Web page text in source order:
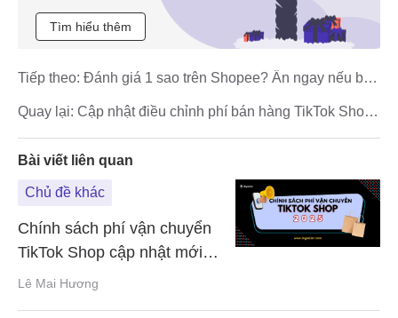
Tìm hiểu thêm
Quay lại: Cập nhật điều chỉnh phí bán hàng TikTok Shop
Tiếp theo: Đánh giá 1 sao trên Shopee? Ẩn ngay nếu bạn
Bài viết liên quan
Chủ đề khác
Chính sách phí vận chuyển
TikTok Shop cập nhật mới
nhất 2025
Lê Mai Hương